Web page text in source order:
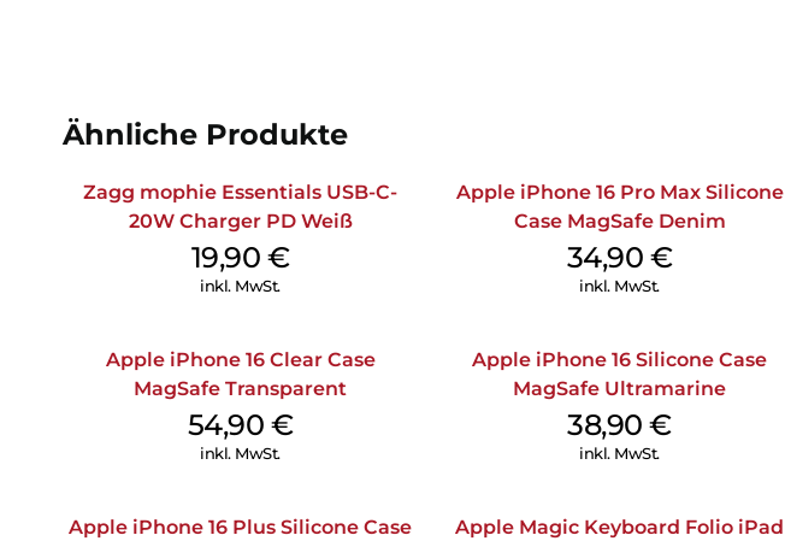
Ähnliche Produkte
Zagg mophie Essentials USB-C-
20W Charger PD Weiß
19,90 €
inkl. MwSt.
Apple iPhone 16 Pro Max Silicone
Case MagSafe Denim
34,90 €
inkl. MwSt.
Apple iPhone 16 Clear Case
MagSafe Transparent
54,90 €
inkl. MwSt.
Apple iPhone 16 Silicone Case
MagSafe Ultramarine
38,90€
inkl. MwSt.
Apple iPhone 16 Plus Silicone Case
Apple Magic Keyboard Folio iPad